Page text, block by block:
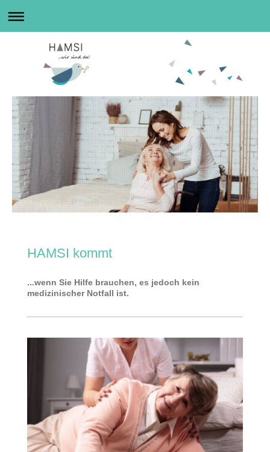
HAMSI kommt
...wenn Sie Hilfe brauchen, es jedoch kein
medizinischer Notfall ist.